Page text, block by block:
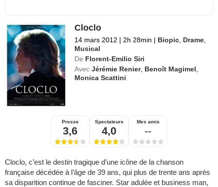
Cloclo
14 mars 2012 | 2h 28min | Biopic Drame
Musical
De Florent-Emilio Siri
Avec Jérémie Renier, Benoît Magimel
Monica Scattini
Presse
3,6
Spectateurs
4,0
Mes amis
--
Cloclo, c’est le destin tragique d’une icône de la chanson
française décédée à l’âge de 39 ans, qui plus de trente ans après
sa disparition continue de fasciner. Star adulée et business man,